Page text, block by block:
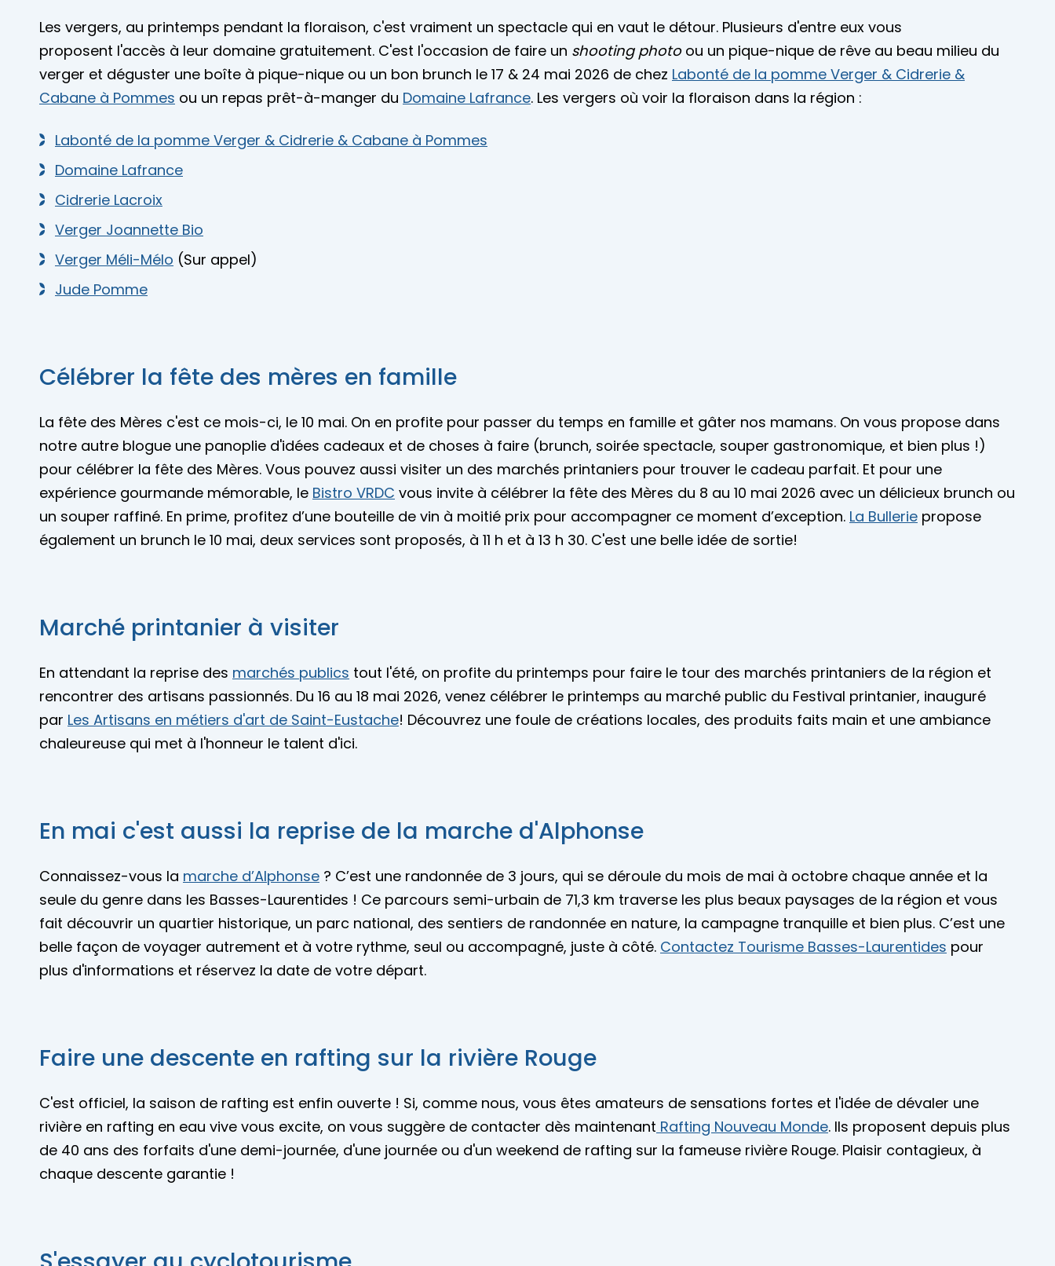
Les vergers, au printemps pendant la floraison, c'est vraiment un spectacle qui en vaut le détour. Plusieurs d'entre eux vous
proposent l'accès à leur domaine gratuitement. C'est l'occasion de faire un shooting photoou un pique-nique de rêve au beau milieu du
verger et déguster une boîte à pique-nique ou un bon brunch le 17 & 24 mai 2026 de chez Labonté de la pomme Verger & Cidrerie &
Cabane à Pommes ou un repas prêt-à-manger du Domaine Lafrance. Les vergers où voir la floraison dans la région :
Labonté de la pomme Verger & Cidrerie & Cabane à Pommes
Domaine Lafrance
Cidrerie Lacroix
Verger Joannette Bio
Verger Méli-Mélo (Sur appel)
Jude Pomme
Célébrer la fête des mères en famille
La fête des Mères c'est ce mois-ci, le 10 mai. On en profite pour passer du temps en famille et gâter nos mamans. On vous propose dans
notre autre blogue une panoplie d'idées cadeaux et de choses à faire (brunch, soirée spectacle, souper gastronomique, et bien plus !)
pour célébrer la fête des Mères. Vous pouvez aussi visiter un des marchés printaniers pour trouver le cadeau parfait. Et pour une
expérience gourmande mémorable, le Bistro VRDC vous invite à célébrer la fête des Mères du 8 au 10 mai 2026 avec un délicieux brunch ou
un souper raffiné. En prime, profitez d’une bouteille de vin à moitié prix pour accompagner ce moment d’exception. La Bullerie propose
également un brunch le 10 mai, deux services sont proposés, à 11 h et à 13 h 30. C'est une belle idée de sortie!
Marché printanier à visiter
En attendant la reprise des marchés publics tout l'été, on profite du printemps pour faire le tour des marchés printaniers de la région et
rencontrer des artisans passionnés. Du 16 au 18 mai 2026, venez célébrer le printemps au marché public du Festival printanier, inauguré
par Les Artisans en métiers d'art de Saint-Eustache! Découvrez une foule de créations locales, des produits faits main et une ambiance
chaleureuse qui met à l'honneur le talent d'ici.
En mai c'est aussi la reprise de la marche d'Alphonse
Connaissez-vous la marche d’Alphonse ? C’est une randonnée de 3 jours, qui se déroule du mois de mai à octobre chaque année et la
seule du genre dans les Basses-Laurentides ! Ce parcours semi-urbain de 71,3 km traverse les plus beaux paysages de la région et vous
fait découvrir un quartier historique, un parc national, des sentiers de randonnée en nature, la campagne tranquille et bien plus. C’est une
belle façon de voyager autrement et à votre rythme, seul ou accompagné, juste à côté. Contactez Tourisme Basses-Laurentides pour
plus d'informations et réservez la date de votre départ.
Faire une descente en rafting sur la rivière Rouge
C'est officiel, la saison de rafting est enfin ouverte ! Si, comme nous, vous êtes amateurs de sensations fortes et l'idée de dévaler une
rivière en rafting en eau vive vous excite, on vous suggère de contacter dès maintenant Rafting Nouveau Monde. Ils proposent depuis plus
de 40 ans des forfaits d'une demi-journée, d'une journée ou d'un weekend de rafting sur la fameuse rivière Rouge. Plaisir contagieux, à
chaque descente garantie !